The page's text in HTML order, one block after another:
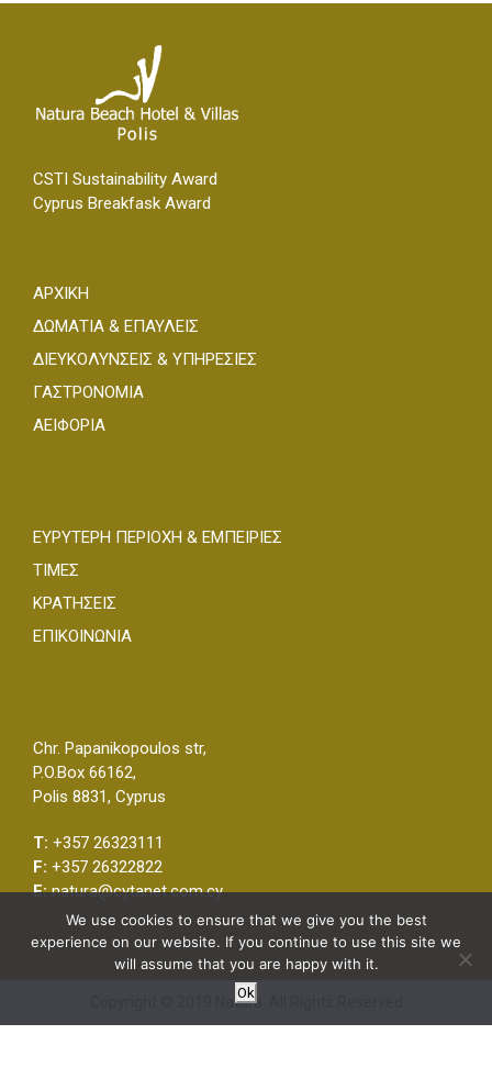
CSTI Sustainability Award
Cyprus Breakfask Award
ΑΡΧΙΚΗ
ΔΩΜΑΤΙΑ & ΕΠΑΥΛΕΙΣ
ΔΙΕΥΚΟΛΥΝΣΕΙΣ & ΥΠΗΡΕΣΙΕΣ
ΓΑΣΤΡΟΝΟΜΙΑ
ΑΕΙΦΟΡΙΑ
ΕΥΡΥΤΕΡΗ ΠΕΡΙΟΧΗ & ΕΜΠΕΙΡΙΕΣ
ΤΙΜΕΣ
ΚΡΑΤΗΣΕΙΣ
ΕΠΙΚΟΙΝΩΝΙΑ
Chr. Papanikopoulos str,
P.O.Box 66162,
Polis 8831, Cyprus
T: +357 26323111
F: +357 26322822
E: natura@cytanet.com.cy
Copyright © 2019 Natura. All Rights Reserved
We use cookies to ensure that we give you the best
experience on our website. If you continue to use this site we
will assume that you are happy with it.
Ok